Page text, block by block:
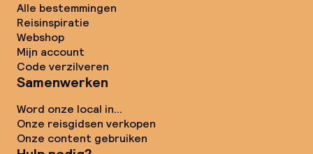
Alle bestemmingen
Reisinspiratie
Webshop
Mijn account
Code verzilveren
Samenwerken
Word onze local in...
Onze reisgidsen verkopen
Onze content gebruiken